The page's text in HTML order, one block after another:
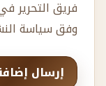
وفق سياسة
إرسال